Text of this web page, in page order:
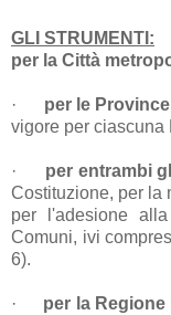
GLI STRUMENTI:
per la Città
· per le
vigore per ciascuna
· per entrambi
Costituzione, per la
per l'adesione
Comuni, ivi
6).
· per la Regione